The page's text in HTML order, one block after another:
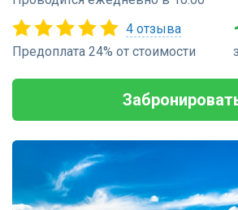
4 отзыва
Предоплата 24% от стоимости